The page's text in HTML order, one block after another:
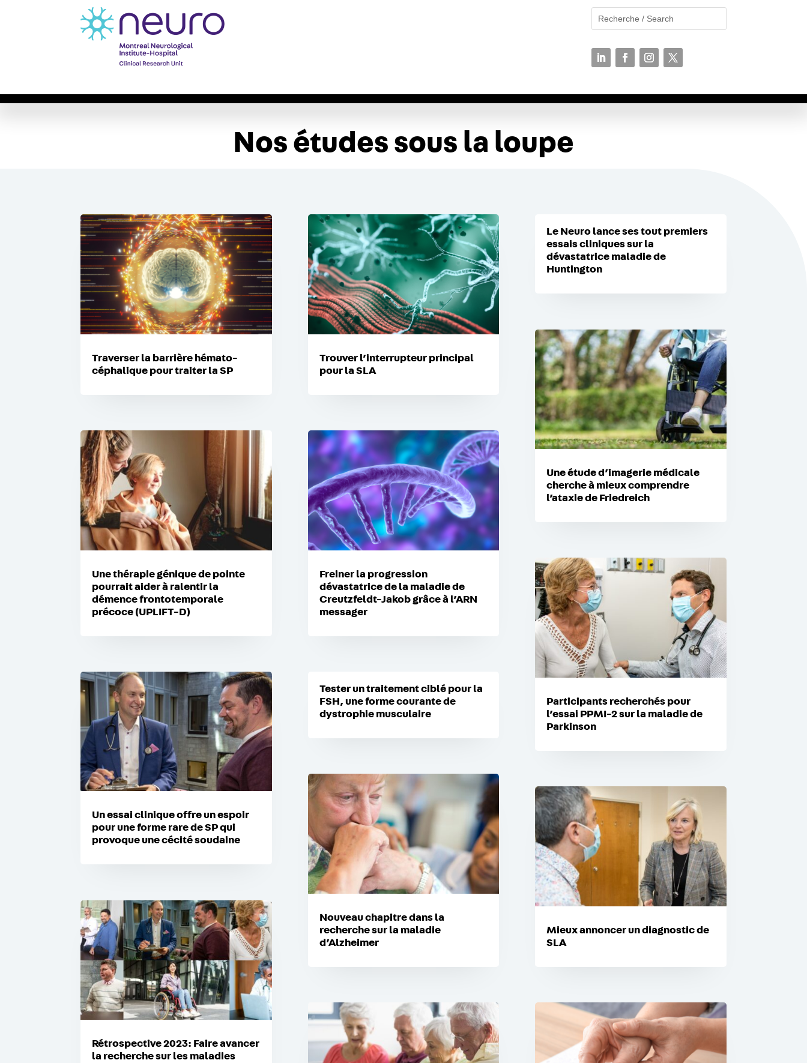
Nos études sous la loupe
Traverser la barrière hémato-
céphalique pour traiter la SP
Une thérapie génique de pointe
pourrait aider à ralentir la
démence frontotemporale
précoce (UPLIFT-D)
Un essai clinique offre un espoir
pour une forme rare de SP qui
provoque une cécité soudaine
Rétrospective 2023: Faire avancer
la recherche sur les maladies
Trouver l’interrupteur principal
pour la SLA
Freiner la progression
dévastatrice de la maladie de
Creutzfeldt-Jakob grâce à l’ARN
messager
Tester un traitement ciblé pour la
FSH, une forme courante de
dystrophie musculaire
Nouveau chapitre dans la
recherche sur la maladie
d’Alzheimer
Le Neuro lance ses tout premiers
essais cliniques sur la
dévastatrice maladie de
Huntington
Une étude d’imagerie médicale
cherche à mieux comprendre
l’ataxie de Friedreich
Participants recherchés pour
l’essai PPMI-2 sur la maladie de
Parkinson
Mieux annoncer un diagnostic de
SLA